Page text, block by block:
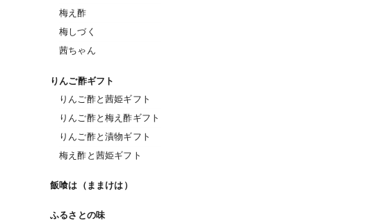
梅え酢
梅しづく
茜ちゃん
りんご酢ギフト
りんご酢と茜姫ギフト
りんご酢と梅え酢ギフト
りんご酢と漬物ギフト
梅え酢と茜姫ギフト
飯喰は（ままけは）
ふるさとの味